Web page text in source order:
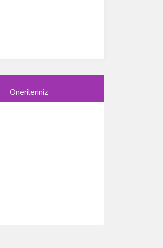
Önerileriniz